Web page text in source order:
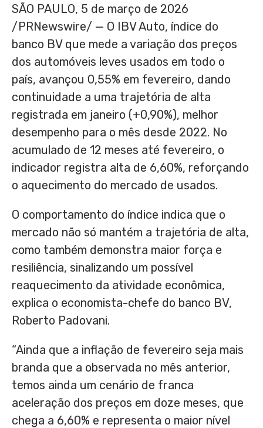
SÃO PAULO, 5 de março de 2026
/PRNewswire/ — O IBV Auto, índice do
banco BV que mede a variação dos preços
dos automóveis leves usados em todo o
país, avançou 0,55% em fevereiro, dando
continuidade a uma trajetória de alta
registrada em janeiro (+0,90%), melhor
desempenho para o mês desde 2022. No
acumulado de 12 meses até fevereiro, o
indicador registra alta de 6,60%, reforçando
o aquecimento do mercado de usados.
O comportamento do índice indica que o
mercado não só mantém a trajetória de alta,
como também demonstra maior força e
resiliência, sinalizando um possível
reaquecimento da atividade econômica,
explica o economista-chefe do banco BV,
Roberto Padovani.
“Ainda que a inflação de fevereiro seja mais
branda que a observada no mês anterior,
temos ainda um cenário de franca
aceleração dos preços em doze meses, que
chega a 6,60% e representa o maior nível